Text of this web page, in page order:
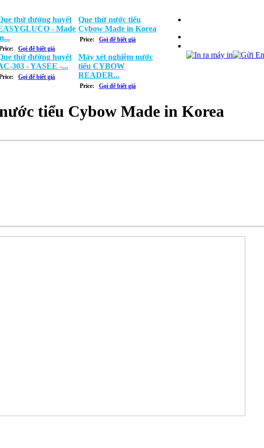
thử đường huyết
- Made
Gọi để biết giá
Que thử nước tiểu
Cybow Made in Korea
Price: Gọi để biết giá
thử đường huyết
303 - YASEE -...
Gọi để biết giá
Máy xét nghiệm nước
tiểu CYBOW
READER...
Price: Gọi để biết giá
tiểu Cybow Made in Korea